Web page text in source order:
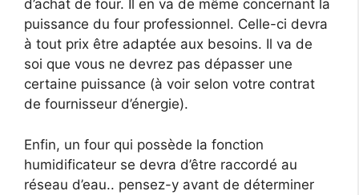
d’achat de four. Il en va de même concernant la
puissance du four professionnel. Celle-ci devra
à tout prix être adaptée aux besoins. Il va de
soi que vous ne devrez pas dépasser une
certaine puissance (à voir selon votre contrat
de fournisseur d’énergie).
Enfin, un four qui possède la fonction
humidificateur se devra d’être raccordé au
réseau d’eau.. pensez-y avant de déterminer